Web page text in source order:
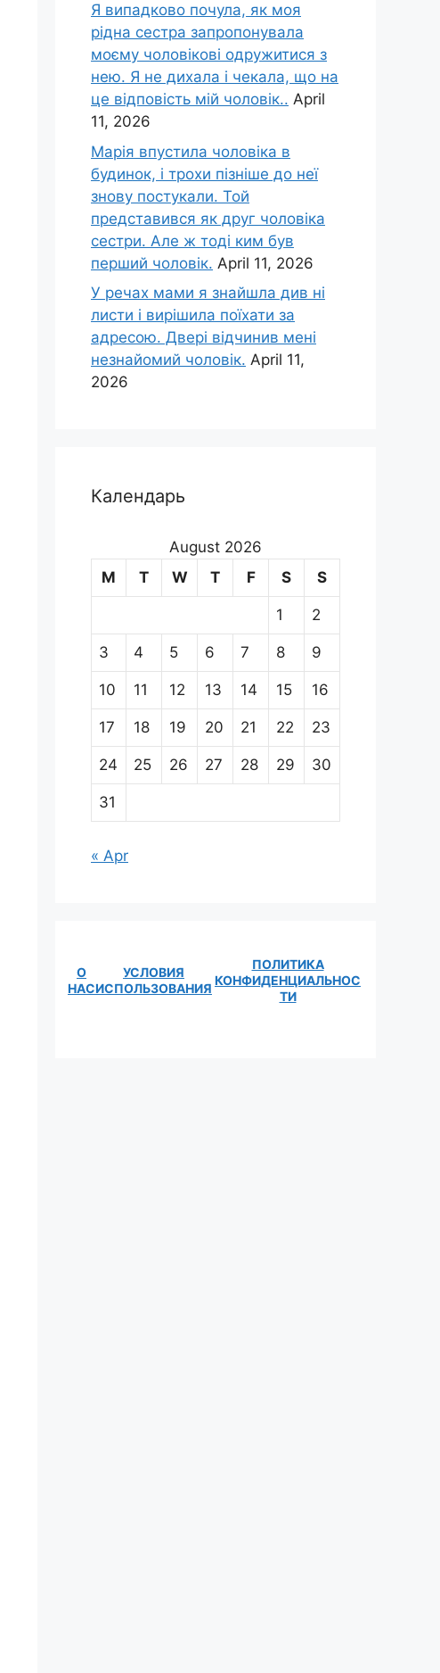
Я випадково почула, як моя
рідна сестра запропонувала
моєму чоловікові одружитися з
нею. Я не дихала і чекала, що на
це відповість мій чоловік.. April
11, 2026
Марія впустила чоловіка в
будинок, і трохи пізніше до неї
знову постукали. Той
представився як друг чоловіка
сестри. Але ж тоді ким був
перший чоловік. April 11, 2026
У речах мами я знайшла див ні
листи і вирішила поїхати за
адресою. Двері відчинив мені
незнайомий чоловік. April 11,
2026
Календарь
August 2026
M
T W T F S S
1 2
3 4 5 6 7 8 9
10 11 12 13 14 15 16
17 18 19 20 21 22 23
24 25 26 27 28 29 30
31
« Apr
О
НАС
УСЛОВИЯ
ИСПОЛЬЗОВАНИЯ
ПОЛИТИКА
КОНФИДЕНЦИАЛЬНОС
ТИ